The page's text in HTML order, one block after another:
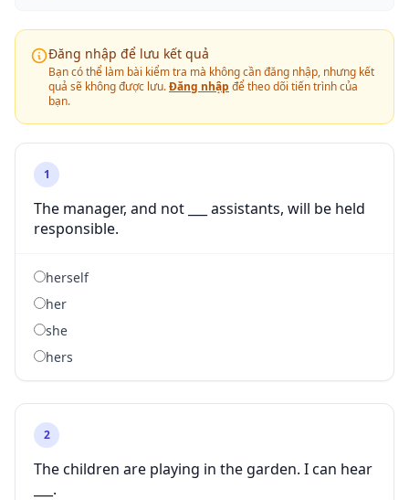
Đăng nhập để lưu kết quả
Bạn có thể làm bài kiểm tra mà không cần đăng nhập, nhưng kết
quả sẽ không được lưu.Đăng nhập để theo dõi tiến trình của
bạn.
1
The manager, and not ___ assistants, will be held
responsible.
herself
her
she
hers
2
The children are playing in the garden. I can hear
___.